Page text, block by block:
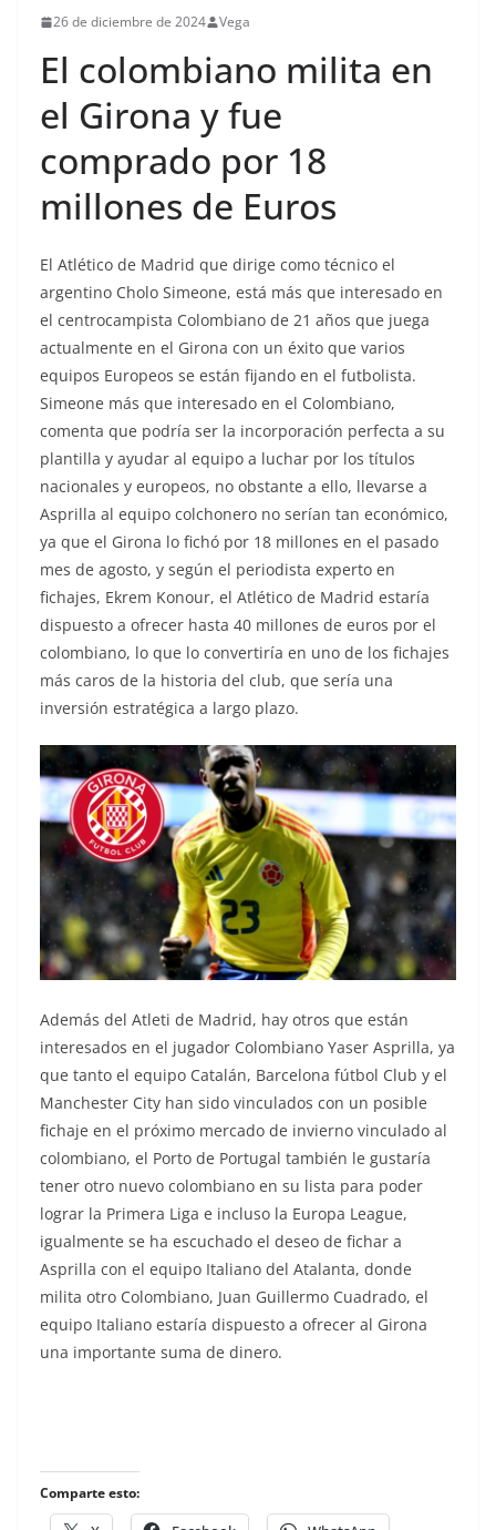
26 de diciembre de 2024 Vega
El colombiano milita en
el Girona y fue
comprado por 18
millones de Euros
El Atlético de Madrid que dirige como técnico el
argentino Cholo Simeone, está más que interesado en
el centrocampista Colombiano de 21 años que juega
actualmente en el Girona con un éxito que varios
equipos Europeos se están fijando en el futbolista.
Simeone más que interesado en el Colombiano,
comenta que podría ser la incorporación perfecta a su
plantilla y ayudar al equipo a luchar por los títulos
nacionales y europeos, no obstante a ello, llevarse a
Asprilla al equipo colchonero no serían tan económico,
ya que el Girona lo fichó por 18 millones en el pasado
mes de agosto, y según el periodista experto en
fichajes, Ekrem Konour, el Atlético de Madrid estaría
dispuesto a ofrecer hasta 40 millones de euros por el
colombiano, lo que lo convertiría en uno de los fichajes
más caros de la historia del club, que sería una
inversión estratégica a largo plazo.
Además del Atleti de Madrid, hay otros que están
interesados en el jugador Colombiano Yaser Asprilla, ya
que tanto el equipo Catalán, Barcelona fútbol Club y el
Manchester City han sido vinculados con un posible
fichaje en el próximo mercado de invierno vinculado al
colombiano, el Porto de Portugal también le gustaría
tener otro nuevo colombiano en su lista para poder
lograr la Primera Liga e incluso la Europa League,
igualmente se ha escuchado el deseo de fichar a
Asprilla con el equipo Italiano del Atalanta, donde
milita otro Colombiano, Juan Guillermo Cuadrado, el
equipo Italiano estaría dispuesto a ofrecer al Girona
una importante suma de dinero.
Comparte esto: